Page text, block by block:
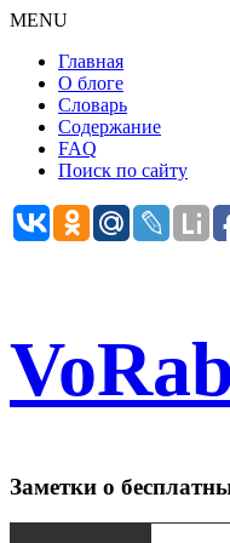
MENU
Главная
О блоге
Словарь
Содержание
FAQ
Поиск по сайту
Заметки о